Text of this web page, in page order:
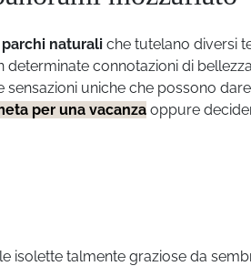
naturali che tutelano diversi
determinate connotazioni di
uniche che possono
per una vacanza oppure
isolette talmente graziose da